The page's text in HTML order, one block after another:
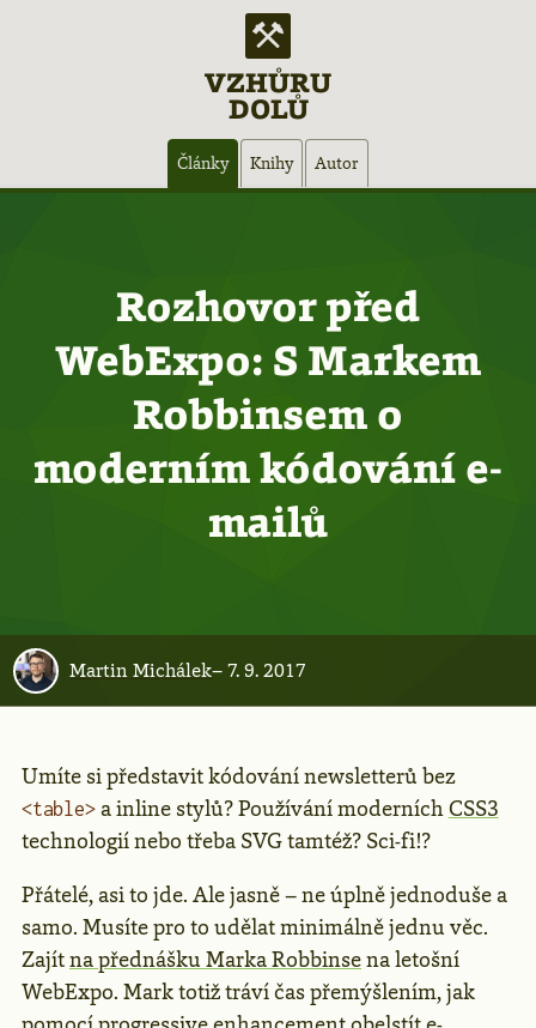
VZHŮRU
DOLŮ
Články Knihy Autor
Rozhovor před
WebExpo: S Markem
Robbinsem o
moderním kódování e-
mailů
Martin Michálek–7. 9. 2017
Umíte si představit kódování newsletterů bez
<table>a inline stylů? Používání moderníchCSS3
technologií nebo třeba SVG tamtéž? Sci-fi!?
Přátelé, asi to jde. Ale jasně – ne úplně jednoduše a
samo. Musíte pro to udělat minimálně jednu věc.
Zajítna přednášku Marka Robbinsena letošní
WebExpo. Mark totiž tráví čas přemýšlením, jak